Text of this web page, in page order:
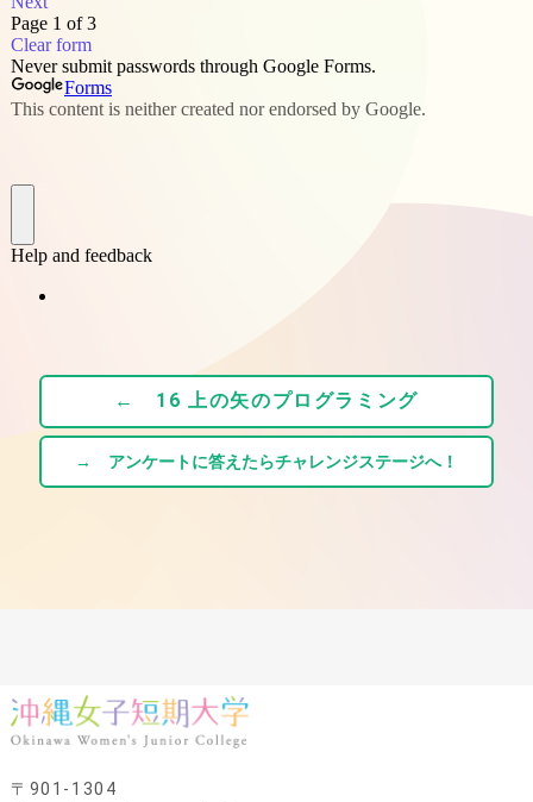
← 16 上の矢のプログラミング
→ アンケートに答えたらチャレンジステージへ！
〒901-1304